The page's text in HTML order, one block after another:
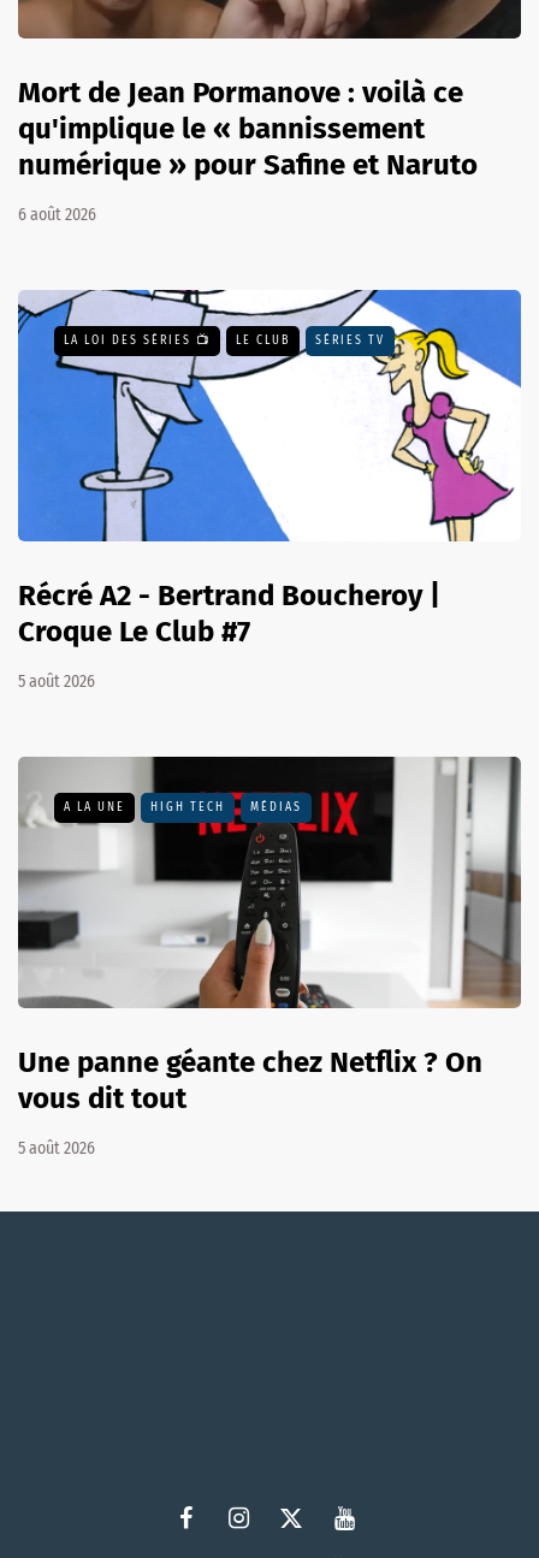
Mort de Jean Pormanove : voilà ce
qu'implique le « bannissement
numérique » pour Safine et Naruto
6 août 2026
LA LOI DES SÉRIES 📺 LE CLUB SÉRIES TV
Récré A2 - Bertrand Boucheroy |
Croque Le Club #7
5 août 2026
A LA UNE HIGH TECH MÉDIAS
Une panne géante chez Netflix ? On
vous dit tout
5 août 2026